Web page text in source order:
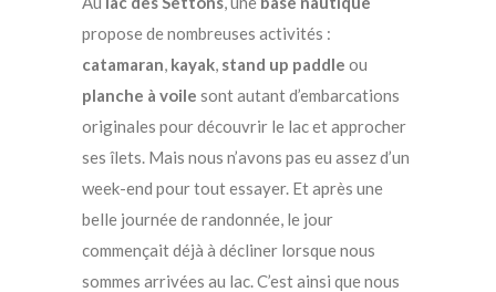
propose de nombreuses activités :
catamaran, kayak, stand up paddle ou
planche à voile sont autant d’embarcations
originales pour découvrir le lac et approcher
ses îlets. Mais nous n’avons pas eu assez d’un
week-end pour tout essayer. Et après une
belle journée de randonnée, le jour
commençait déjà à décliner lorsque nous
sommes arrivées au lac. C’est ainsi que nous